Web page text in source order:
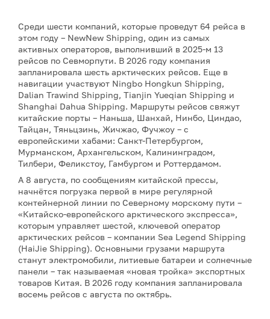
Среди шести компаний, которые проведут 64 рейса в
этом году – NewNew Shipping, один из самых
активных операторов, выполнивший в 2025-м 13
рейсов по Севморпути. В 2026 году компания
запланировала шесть арктических рейсов. Еще в
навигации участвуют Ningbo Hongkun Shipping,
Dalian Trawind Shipping, Tianjin Yueqian Shipping и
Shanghai Dahua Shipping. Маршруты рейсов свяжут
китайские порты – Наньша, Шанхай, Нинбо, Циндао,
Тайцан, Тяньцзинь, Жичжао, Фучжоу – с
европейскими хабами: Санкт-Петербургом,
Мурманском, Архангельском, Калининградом,
Тилбери, Феликстоу, Гамбургом и Роттердамом.
А 8 августа, по сообщениям китайской прессы,
начнётся погрузка первой в мире регулярной
контейнерной линии по Северному морскому пути –
«Китайско-европейского арктического экспресса»,
которым управляет шестой, ключевой оператор
арктических рейсов – компании Sea Legend Shipping
(HaiJie Shipping). Основными грузами маршрута
станут электромобили, литиевые батареи и солнечные
панели – так называемая «новая тройка» экспортных
товаров Китая. В 2026 году компания запланировала
восемь рейсов с августа по октябрь.